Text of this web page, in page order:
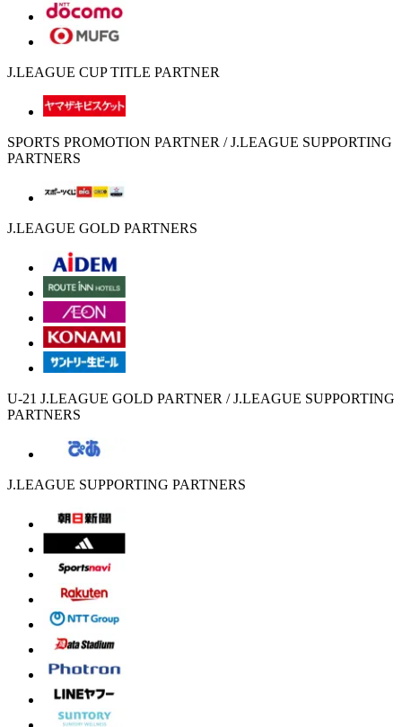
J.LEAGUE CUP TITLE PARTNER
SPORTS PROMOTION PARTNER / J.LEAGUE SUPPORTING
PARTNERS
J.LEAGUE GOLD PARTNERS
U-21 J.LEAGUE GOLD PARTNER / J.LEAGUE SUPPORTING
PARTNERS
J.LEAGUE SUPPORTING PARTNERS